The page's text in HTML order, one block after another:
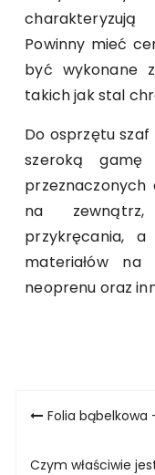
Powinny mieć
być wykonane
takich jak stal
Do osprzętu
szeroką gamę
na
przykręcania,
materiałów na
neoprenu oraz
Nawigacja
Folia bąbelkowa
Czym właściwie